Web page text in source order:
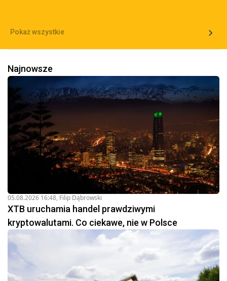
Pokaż wszystkie
Najnowsze
05.08.2026 16:48, Filip Dąbrowski
XTB uruchamia handel prawdziwymi
kryptowalutami. Co ciekawe, nie w Polsce